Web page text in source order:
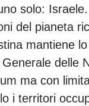
solo: Israele.
del pianeta
mantiene
Generale delle
ma con
i territori